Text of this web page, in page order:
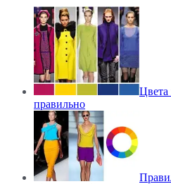
Цвета
правильно